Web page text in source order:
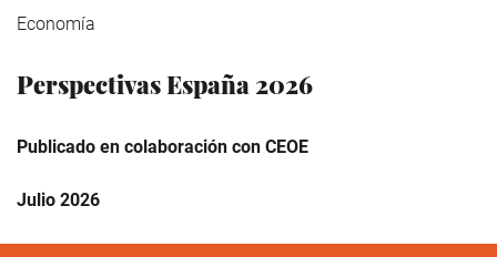
Economía
Perspectivas España 2026
Publicado en colaboración con CEOE
Julio 2026